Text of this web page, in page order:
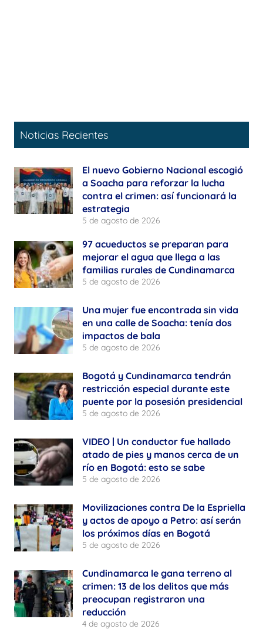
Noticias Recientes
El nuevo Gobierno Nacional escogió
a Soacha para reforzar la lucha
contra el crimen: así funcionará la
estrategia
5 de agosto de 2026
97 acueductos se preparan para
mejorar el agua que llega a las
familias rurales de Cundinamarca
5 de agosto de 2026
Una mujer fue encontrada sin vida
en una calle de Soacha: tenía dos
impactos de bala
5 de agosto de 2026
Bogotá y Cundinamarca tendrán
restricción especial durante este
puente por la posesión presidencial
5 de agosto de 2026
VIDEO | Un conductor fue hallado
atado de pies y manos cerca de un
río en Bogotá: esto se sabe
5 de agosto de 2026
Movilizaciones contra De la Espriella
y actos de apoyo a Petro: así serán
los próximos días en Bogotá
5 de agosto de 2026
Cundinamarca le gana terreno al
crimen: 13 de los delitos que más
preocupan registraron una
reducción
4 de agosto de 2026